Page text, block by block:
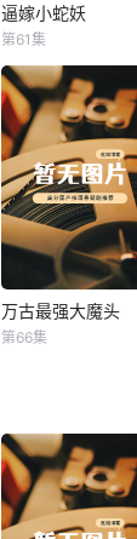
逼嫁小蛇妖
逼嫁小蛇妖
第61集
万古最强大魔头
万古最强大魔头
第66集